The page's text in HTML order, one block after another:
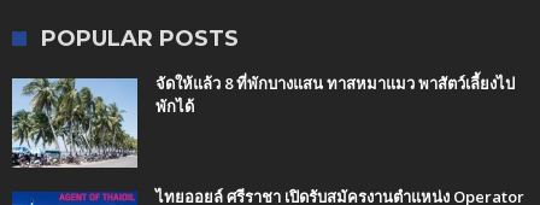
POPULAR POSTS
จัดให้แล้ว 8 ที่พักบางแสน ทาสหมาแมว พาสัตว์เลี้ยงไป
พักได้
ไทยออยล์ ศรีราชา เปิดรับสมัครงานตำแหน่ง Operator